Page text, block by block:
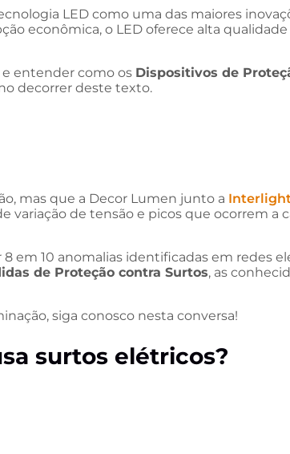
LED como uma das maiores
econômica, o LED oferece alta
e entender como os Dispositivos de
decorrer deste texto.
mas que a Decor Lumen junto a
de tensão e picos que ocorrem a
em 10 anomalias identificadas em redes
de Proteção contra Surtos, as
siga conosco nesta conversa!
surtos elétricos?